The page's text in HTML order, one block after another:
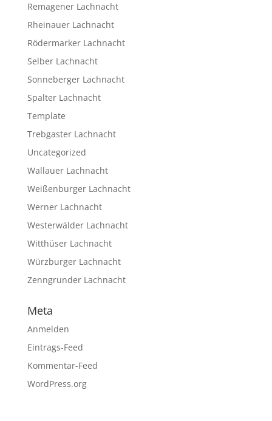
Remagener Lachnacht
Rheinauer Lachnacht
Rödermarker Lachnacht
Selber Lachnacht
Sonneberger Lachnacht
Spalter Lachnacht
Template
Trebgaster Lachnacht
Uncategorized
Wallauer Lachnacht
Weißenburger Lachnacht
Werner Lachnacht
Westerwälder Lachnacht
Witthüser Lachnacht
Würzburger Lachnacht
Zenngrunder Lachnacht
Meta
Anmelden
Eintrags-Feed
Kommentar-Feed
WordPress.org